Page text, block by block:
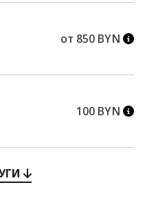
от 850 BYN
100 BYN